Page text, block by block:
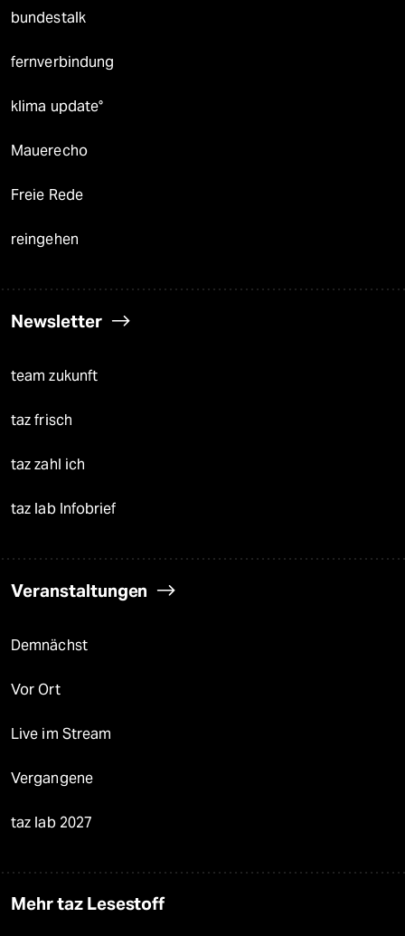
bundestalk
fernverbindung
klima update°
Mauerecho
Freie Rede
reingehen
Newsletter
team zukunft
taz frisch
taz zahl ich
taz lab Infobrief
Veranstaltungen
Demnächst
Vor Ort
Live im Stream
Vergangene
taz lab 2027
Mehr taz Lesestoff